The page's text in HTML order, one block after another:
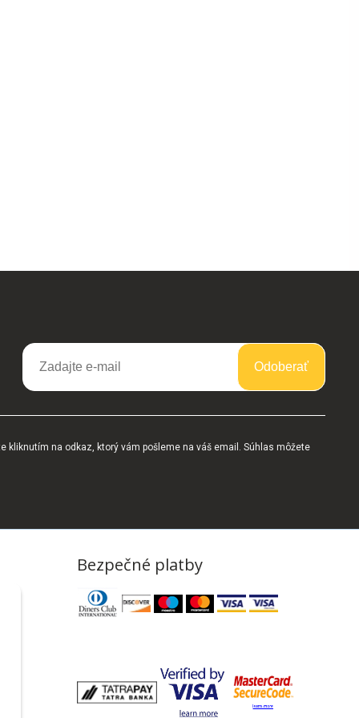
Odoberať
na odkaz, ktorý vám pošleme na váš email. Súhlas môžete
Bezpečné platby